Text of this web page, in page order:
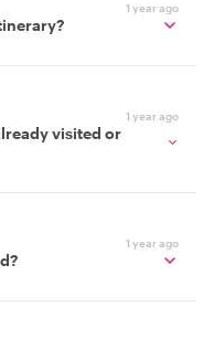
1 year ago
1 year ago
visited or
1 year ago